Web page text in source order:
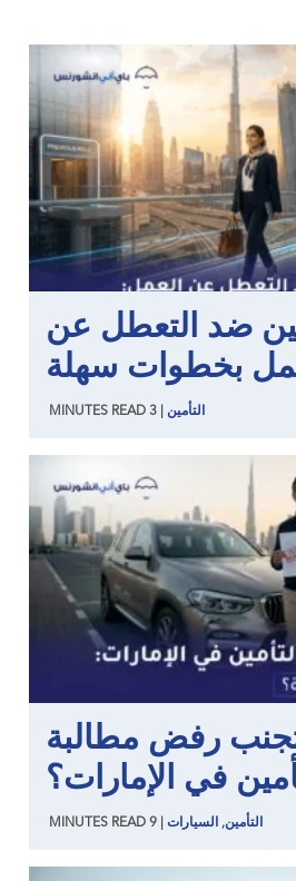
ضد التعطل عن
بخطوات سهلة
التأمين 3
MINUTES READ
رفض مطالبة
في الإمارات؟
التأمين, السيارات 9
MINUTES READ